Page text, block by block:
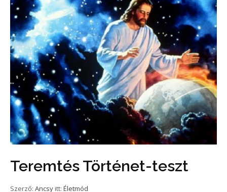
Teremtés Történet-teszt
Szerző: Ancsy itt: Életmód